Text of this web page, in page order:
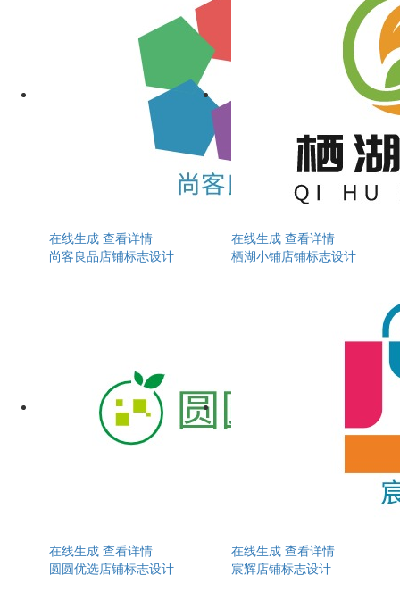
在线生成 查看详情
尚客良品店铺标志设计
在线生成 查看详情
栖湖小铺店铺标志设计
在线生成 查看详情
圆圆优选店铺标志设计
在线生成 查看详情
宸辉店铺标志设计